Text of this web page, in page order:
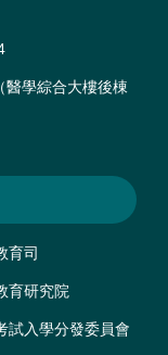
醫學綜合大樓後棟
育司
育研究院
試入學分發委員會